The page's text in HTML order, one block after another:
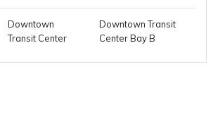
Downtown
Transit Center
Downtown Transit
Center Bay B